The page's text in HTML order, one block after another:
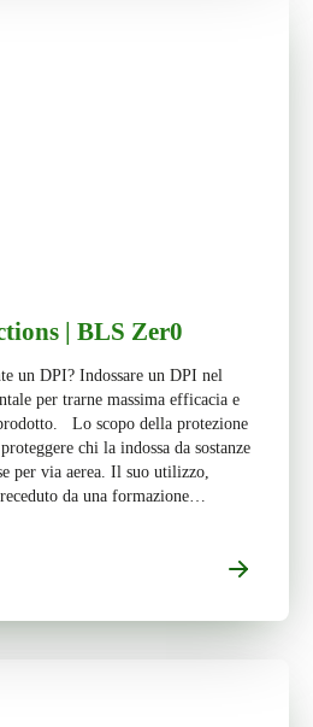
| BLS Zer0
un DPI? Indossare un DPI nel
per trarne massima efficacia e
Lo scopo della protezione
chi la indossa da sostanze
per via aerea. Il suo utilizzo,
da una formazione